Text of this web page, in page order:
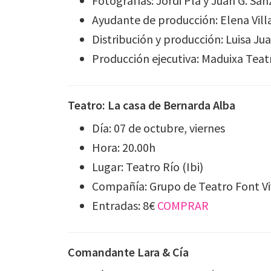
Ayudante de producción: Elena
Distribución y producción: Luisa
Producción ejecutiva: Maduixa
Teatro: La casa de Bernarda Alba
Día: 07 de octubre, viernes
Hora: 20.00h
Lugar: Teatro Río (Ibi)
Compañía: Grupo de Teatro Font
Entradas: 8€ COMPRAR
Comandante Lara & Cía